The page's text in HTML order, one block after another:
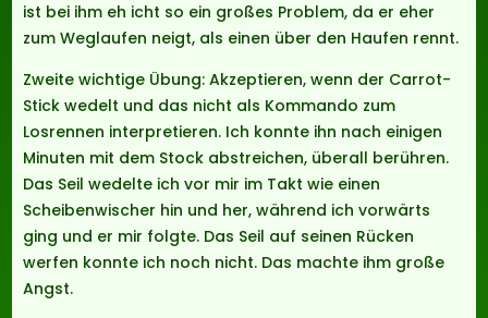
ist bei ihm eh icht so ein großes Problem, da er eher
zum Weglaufen neigt, als einen über den Haufen rennt.
Zweite wichtige Übung: Akzeptieren, wenn der Carrot-
Stick wedelt und das nicht als Kommando zum
Losrennen interpretieren. Ich konnte ihn nach einigen
Minuten mit dem Stock abstreichen, überall berühren.
Das Seil wedelte ich vor mir im Takt wie einen
Scheibenwischer hin und her, während ich vorwärts
ging und er mir folgte. Das Seil auf seinen Rücken
werfen konnte ich noch nicht. Das machte ihm große
Angst.